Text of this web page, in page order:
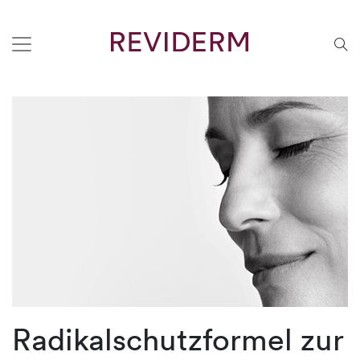
Radikalschutzformel zur